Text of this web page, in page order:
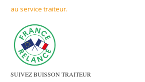
au service traiteur.
SUIVEZ BUISSON TRAITEUR